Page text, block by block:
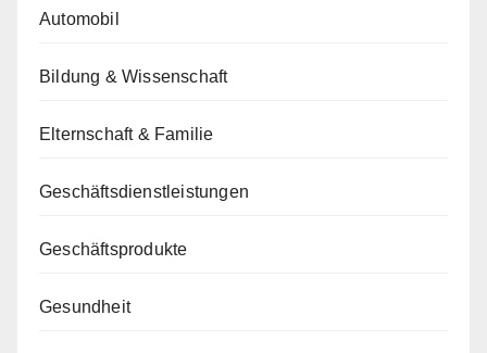
Automobil
Bildung & Wissenschaft
Elternschaft & Familie
Geschäftsdienstleistungen
Geschäftsprodukte
Gesundheit